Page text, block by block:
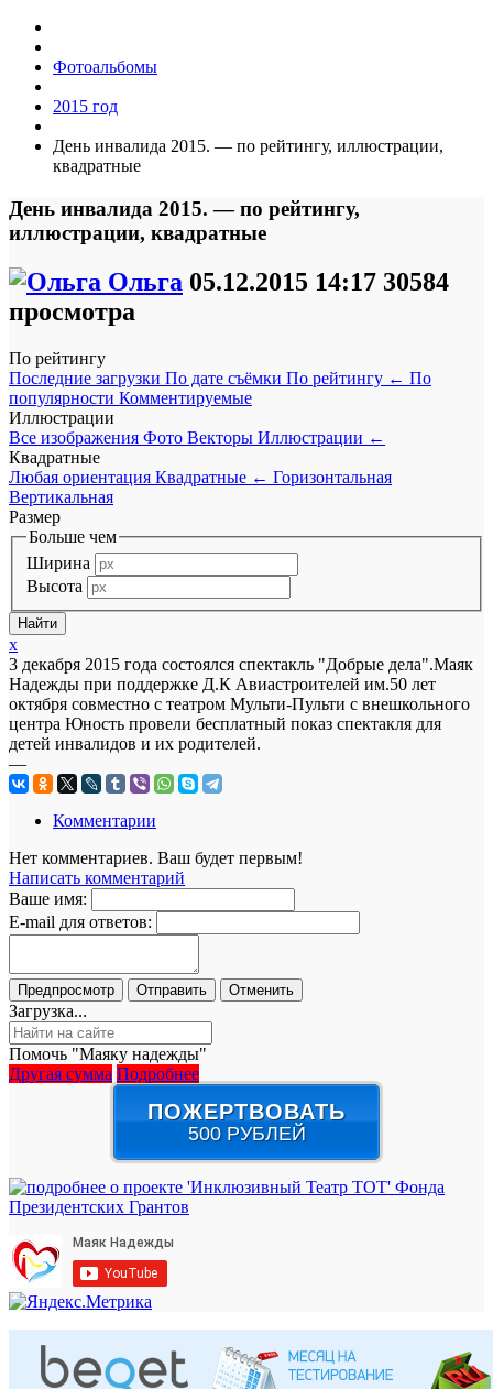
Фотоальбомы
2015 год
День инвалида 2015. — по рейтингу, иллюстрации,
квадратные
День инвалида 2015. — по рейтингу,
иллюстрации, квадратные
Ольга 05.12.2015 14:17 30584
просмотра
По рейтингу
Последние загрузки По дате съёмки По рейтингу ← По
популярности Комментируемые
Иллюстрации
Все изображения Фото Векторы Иллюстрации ←
Квадратные
Любая ориентация Квадратные ← Горизонтальная
Вертикальная
Размер
Больше чем
Ширина
Высота
x
3 декабря 2015 года состоялся спектакль "Добрые дела".Маяк
Надежды при поддержке Д.К Авиастроителей им.50 лет
октября совместно с театром Мульти-Пульти с внешкольного
центра Юность провели бесплатный показ спектакля для
детей инвалидов и их родителей.
—
Комментарии
Нет комментариев. Ваш будет первым!
Написать комментарий
Ваше имя:
E-mail для ответов:
Загрузка...
Помочь "Маяку надежды"
Другая сумма Подробнее
ПОЖЕРТВОВАТЬ
500 РУБЛЕЙ